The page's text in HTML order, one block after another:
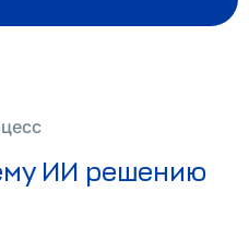
ИИ решению